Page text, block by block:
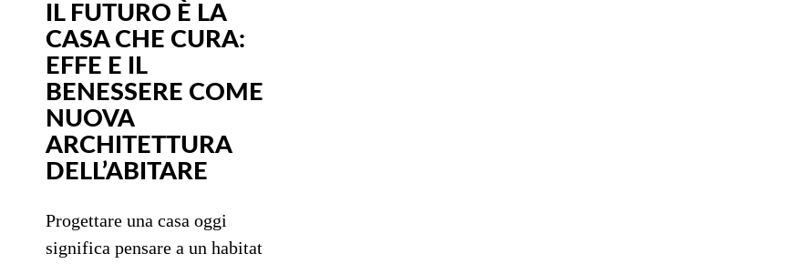
IL FUTURO È LA
CASA CHE CURA:
EFFE E IL
BENESSERE COME
NUOVA
ARCHITETTURA
DELL’ABITARE
Progettare una casa oggi
significa pensare a un habitat